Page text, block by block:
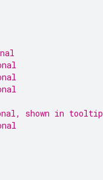
shown in tooltip